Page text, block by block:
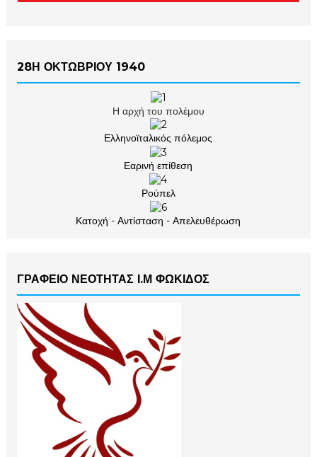
28Η ΟΚΤΩΒΡΙΟΥ 1940
Η αρχή του πολέμου
Ελληνοϊταλικός πόλεμος
Εαρινή επίθεση
Ρούπελ
Κατοχή - Αντίσταση - Απελευθέρωση
ΓΡΑΦΕΙΟ ΝΕΟΤΗΤΑΣ Ι.Μ ΦΩΚΙΔΟΣ